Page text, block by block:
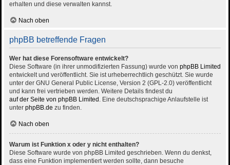
erhalten und diese verwalten kannst.
Nach oben
phpBB betreffende Fragen
Wer hat diese Forensoftware entwickelt?
Diese Software (in ihrer unmodifizierten Fassung) wurde von phpBB Limited
entwickelt und veröffentlicht. Sie ist urheberrechtlich geschützt. Sie wurde
unter der GNU General Public License, Version 2 (GPL-2.0) veröffentlicht
und kann frei vertrieben werden. Weitere Details findest du
auf der Seite von phpBB Limited . Eine deutschsprachige Anlaufstelle ist
unter phpBB.de zu finden.
Nach oben
Warum ist Funktion x oder y nicht enthalten?
Diese Software wurde von phpBB Limited geschrieben. Wenn du denkst,
dass eine Funktion implementiert werden sollte, dann besuche